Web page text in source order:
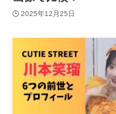
2025年12月25日